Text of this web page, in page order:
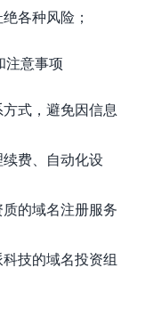
各种风险；
注意事项
式，避免因信息
费、自动化设
的域名注册服务
技的域名投资组